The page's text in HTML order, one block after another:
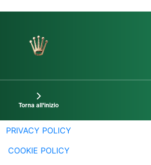
Torna all'inizio
PRIVACY POLICY
COOKIE POLICY